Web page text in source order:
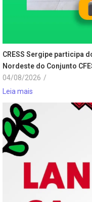
CRESS Sergipe participa
Nordeste do Conjunto
04/08/2026 /
Leia mais